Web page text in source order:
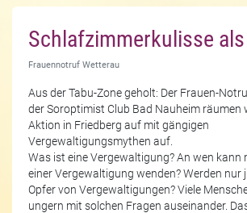
Schlafzimmerkulisse
Frauennotruf Wetterau
Aus der Tabu-Zone geholt: Der Frauen-
der Soroptimist Club Bad Nauheim räumen
Aktion in Friedberg auf mit gängigen
Vergewaltigungsmythen auf.
Was ist eine Vergewaltigung? An wen kann
einer Vergewaltigung wenden? Werden nur
Opfer von Vergewaltigungen? Viele
ungern mit solchen Fragen auseinander.